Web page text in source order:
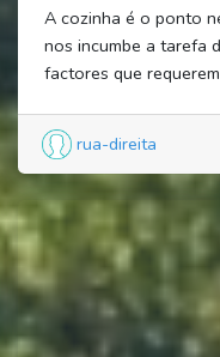
A cozinha é o ponto
nos incumbe a tarefa
factores que
rua-direita